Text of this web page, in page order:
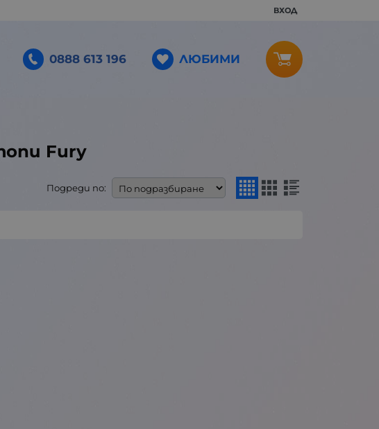
ВХОД
0888 613 196 ЛЮБИМИ
Fury
Подреди по: